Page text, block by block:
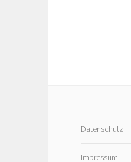
Datenschutz
Impressum